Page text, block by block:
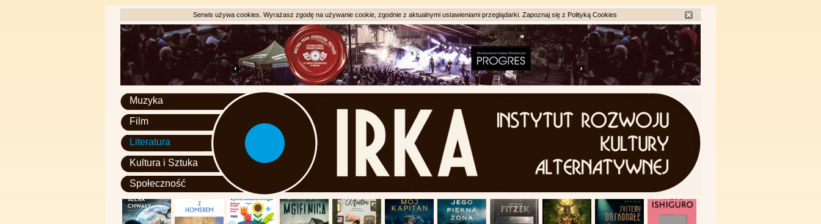
Serwis używa cookies. Wyrażasz zgodę na używanie cookie, zgodnie z aktualnymi ustawieniami przeglądarki. Zapoznaj się z Polityką Cookies
Muzyka
Film
Literatura
Kultura i Sztuka
Społeczność